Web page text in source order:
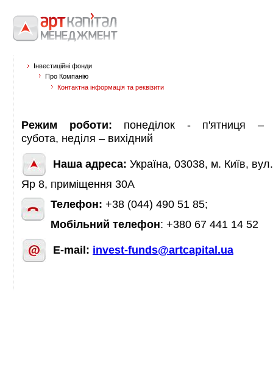
Інвестиційні фонди
Про Компанію
Контактна інформація та реквізити
Режим роботи: понеділок - п'ятниця –
субота, неділя – вихідний
Наша адреса: Україна, 03038, м. Київ, вул.
Яр 8, приміщення 30А
Телефон: +38 (044) 490 51 85;
Мобільний телефон: +380 67 441 14 52
E-mail: invest-funds@artcapital.ua